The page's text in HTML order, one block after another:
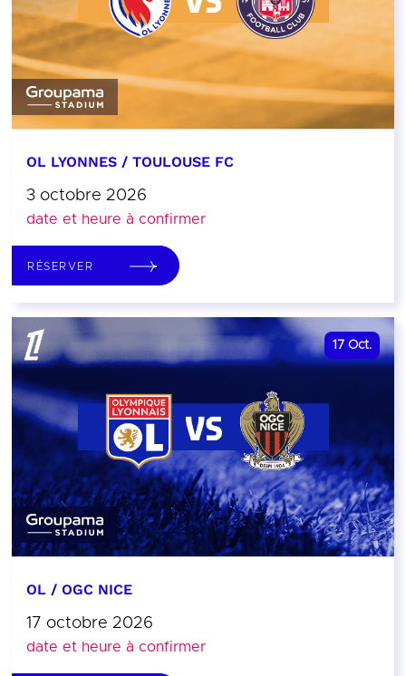
OL LYONNES / TOULOUSE FC
3 octobre 2026
date et heure à confirmer
RÉSERVER
17 Oct.
OL / OGC NICE
17 octobre 2026
date et heure à confirmer